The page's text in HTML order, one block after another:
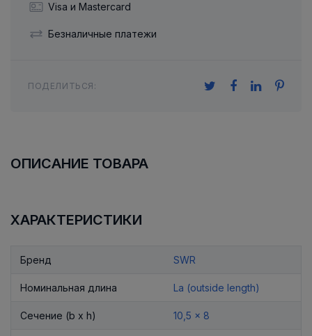
Visa и Mastercard
Безналичные платежи
ПОДЕЛИТЬСЯ:
ОПИСАНИЕ ТОВАРА
ХАРАКТЕРИСТИКИ
Бренд SWR
Номинальная длина La (outside length)
Сечение (b x h) 10,5 x 8